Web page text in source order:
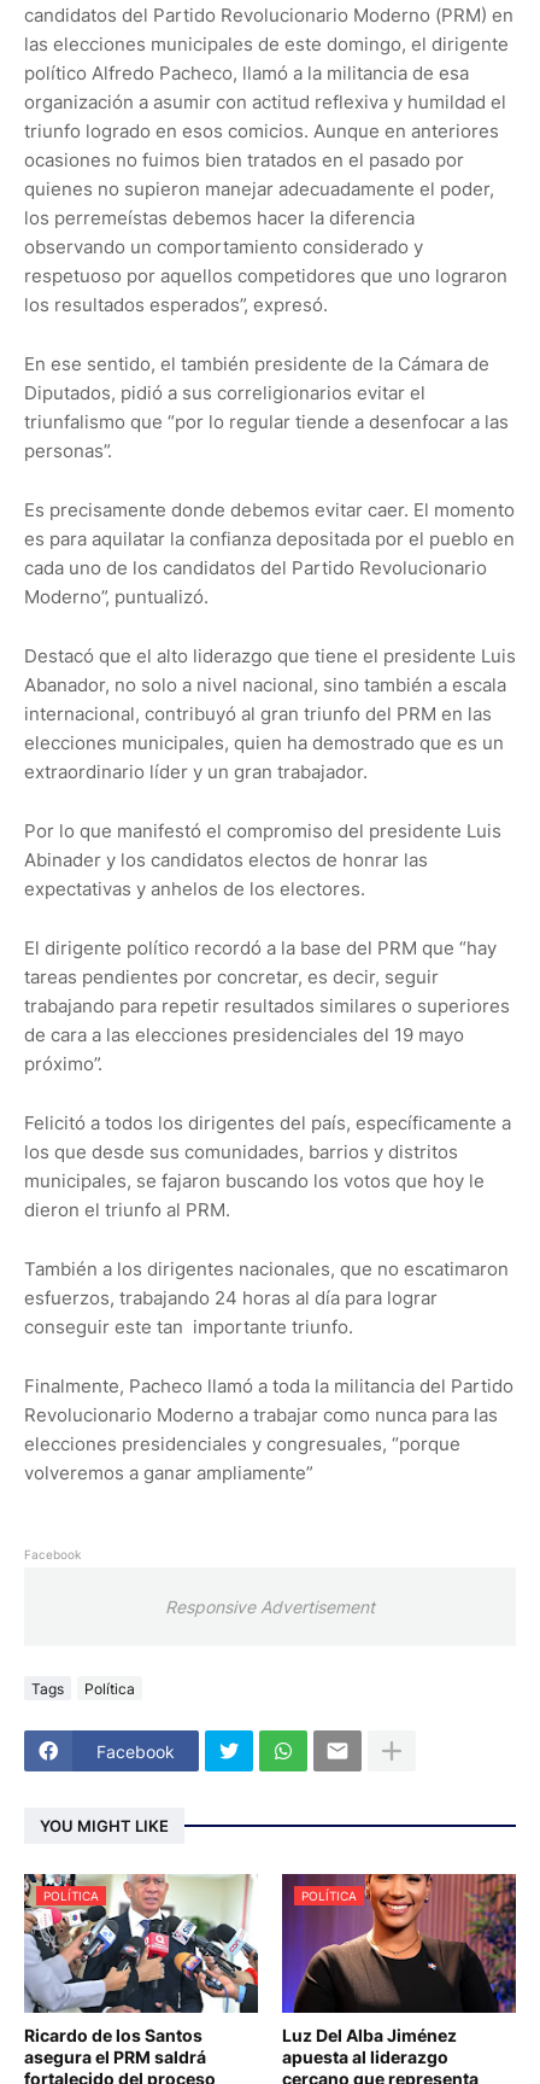
candidatos del Partido Revolucionario Moderno (PRM) en
las elecciones municipales de este domingo, el dirigente
político Alfredo Pacheco, llamó a la militancia de esa
organización a asumir con actitud reflexiva y humildad el
triunfo logrado en esos comicios. Aunque en anteriores
ocasiones no fuimos bien tratados en el pasado por
quienes no supieron manejar adecuadamente el poder,
los perremeístas debemos hacer la diferencia
observando un comportamiento considerado y
respetuoso por aquellos competidores que uno lograron
los resultados esperados”, expresó.
En ese sentido, el también presidente de la Cámara de
Diputados, pidió a sus correligionarios evitar el
triunfalismo que “por lo regular tiende a desenfocar a las
personas”.
Es precisamente donde debemos evitar caer. El momento
es para aquilatar la confianza depositada por el pueblo en
cada uno de los candidatos del Partido Revolucionario
Moderno”, puntualizó.
Destacó que el alto liderazgo que tiene el presidente Luis
Abanador, no solo a nivel nacional, sino también a escala
internacional, contribuyó al gran triunfo del PRM en las
elecciones municipales, quien ha demostrado que es un
extraordinario líder y un gran trabajador.
Por lo que manifestó el compromiso del presidente Luis
Abinader y los candidatos electos de honrar las
expectativas y anhelos de los electores.
El dirigente político recordó a la base del PRM que “hay
tareas pendientes por concretar, es decir, seguir
trabajando para repetir resultados similares o superiores
de cara a las elecciones presidenciales del 19 mayo
próximo”.
Felicitó a todos los dirigentes del país, específicamente a
los que desde sus comunidades, barrios y distritos
municipales, se fajaron buscando los votos que hoy le
dieron el triunfo al PRM.
También a los dirigentes nacionales, que no escatimaron
esfuerzos, trabajando 24 horas al día para lograr
conseguir este tan importante triunfo.
Finalmente, Pacheco llamó a toda la militancia del Partido
Revolucionario Moderno a trabajar como nunca para las
elecciones presidenciales y congresuales, “porque
volveremos a ganar ampliamente”
Facebook
Responsive Advertisement
Tags Política
Facebook
YOU MIGHT LIKE
POLÍTICA
Ricardo de los Santos
asegura el PRM saldrá
fortalecido del proceso
POLÍTICA
Luz Del Alba Jiménez
apuesta al liderazgo
cercano que representa